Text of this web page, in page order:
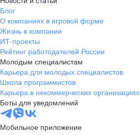
Блог
О компаниях в игровой форме
Жизнь в компании
ИТ-проекты
Рейтинг работодателей России
Молодым специалистам
Карьера для молодых специалистов
Школа программистов
Карьера в некоммерческих организациях
Боты для уведомлений
Мобильное приложение